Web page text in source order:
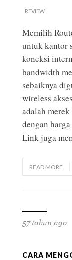
REVIEW
Memilih
untuk kantor
koneksi
bandwidth
sebaiknya
wireless
adalah
dengan
Link juga
READ MORE
57 tahun ago
CARA